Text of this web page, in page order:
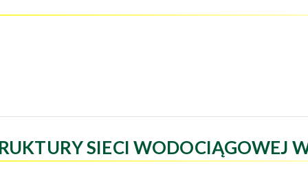
SIECI WODOCIĄGOWEJ